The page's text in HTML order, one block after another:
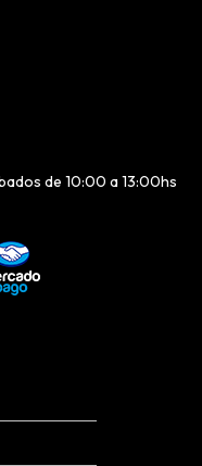
de 10:00 a 13:00hs